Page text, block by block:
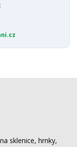
sklenice, hrnky,